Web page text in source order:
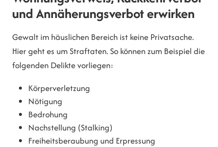
und Annäherungsverbot erwirken
Gewalt im häuslichen Bereich ist keine Privatsache.
Hier geht es um Straftaten. So können zum Beispiel die
folgenden Delikte vorliegen:
Körperverletzung
Nötigung
Bedrohung
Nachstellung (Stalking)
Freiheitsberaubung und Erpressung